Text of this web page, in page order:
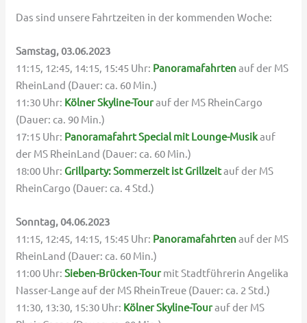
Das sind unsere Fahrtzeiten in der kommenden Woche:
Samstag, 03.06.2023
11:15, 12:45, 14:15, 15:45 Uhr: Panoramafahrtenauf der MS
RheinLand (Dauer: ca. 60 Min.)
11:30 Uhr: Kölner Skyline-Tourauf der MS RheinCargo
(Dauer: ca. 90 Min.)
17:15 Uhr: Panoramafahrt Special mit Lounge-Musikauf
der MS RheinLand (Dauer: ca. 60 Min.)
18:00 Uhr: Grillparty: Sommerzeit ist Grillzeitauf der MS
RheinCargo (Dauer: ca. 4 Std.)
Sonntag, 04.06.2023
11:15, 12:45, 14:15, 15:45 Uhr: Panoramafahrtenauf der MS
RheinLand (Dauer: ca. 60 Min.)
11:00 Uhr:Sieben-Brücken-Tourmit Stadtführerin Angelika
Nasser-Lange auf der MS RheinTreue (Dauer: ca. 2 Std.)
11:30, 13:30, 15:30 Uhr: Kölner Skyline-Tourauf der MS